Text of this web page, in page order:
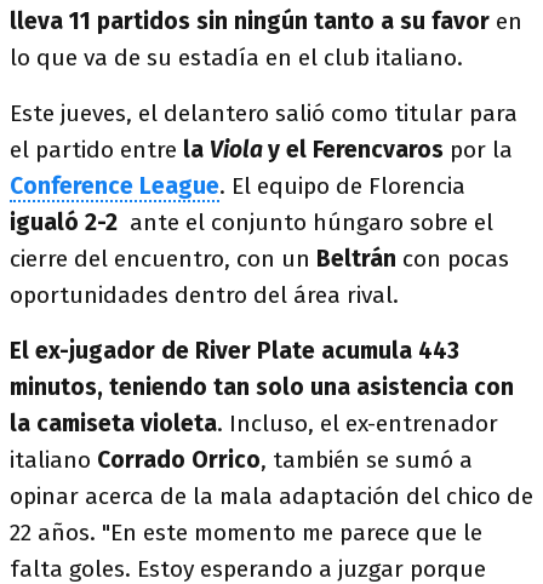
lleva 11 partidos sin ningún tanto a su favor en
lo que va de su estadía en el club italiano.
Este jueves, el delantero salió como titular para
el partido entre la Violay el Ferencvaros por la
Conference League. El equipo de Florencia
igualó 2-2 ante el conjunto húngaro sobre el
cierre del encuentro, con un Beltrán con pocas
oportunidades dentro del área rival.
El ex-jugador de River Plate acumula 443
minutos, teniendo tan solo una asistencia con
la camiseta violeta. Incluso, el ex-entrenador
italiano Corrado Orrico, también se sumó a
opinar acerca de la mala adaptación del chico de
22 años. "En este momento me parece que le
falta goles. Estoy esperando a juzgar porque